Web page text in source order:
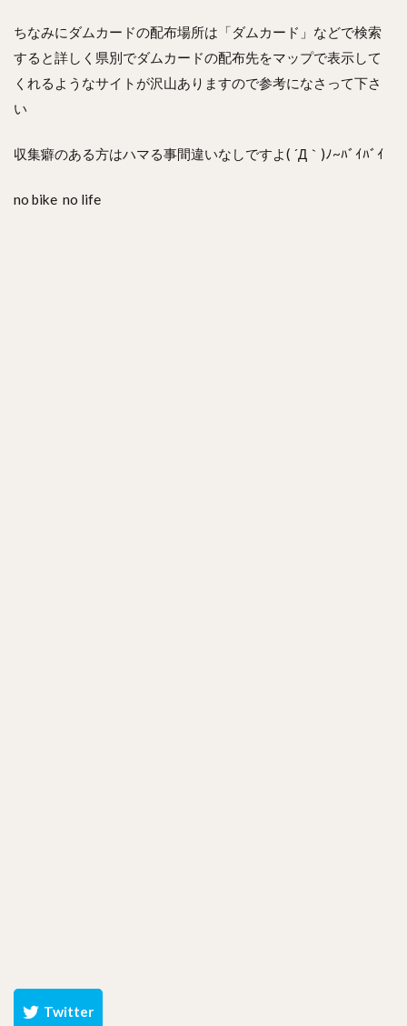
ちなみにダムカードの配布場所は「ダムカード」などで検索
すると詳しく県別でダムカードの配布先をマップで表示して
くれるようなサイトが沢山ありますので参考になさって下さ
い
収集癖のある方はハマる事間違いなしですよ( ´Д｀)ﾉ~ﾊﾞｲﾊﾞｲ
no bike no life